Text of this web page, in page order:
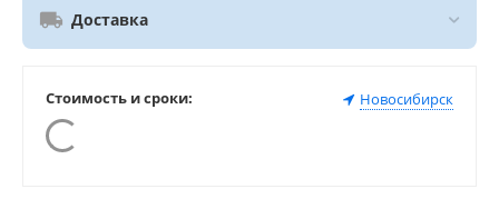
Доставка
Стоимость и сроки: Новосибирск